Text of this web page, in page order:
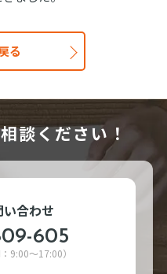
る
談ください！
合わせ
605
9:00～17:00）